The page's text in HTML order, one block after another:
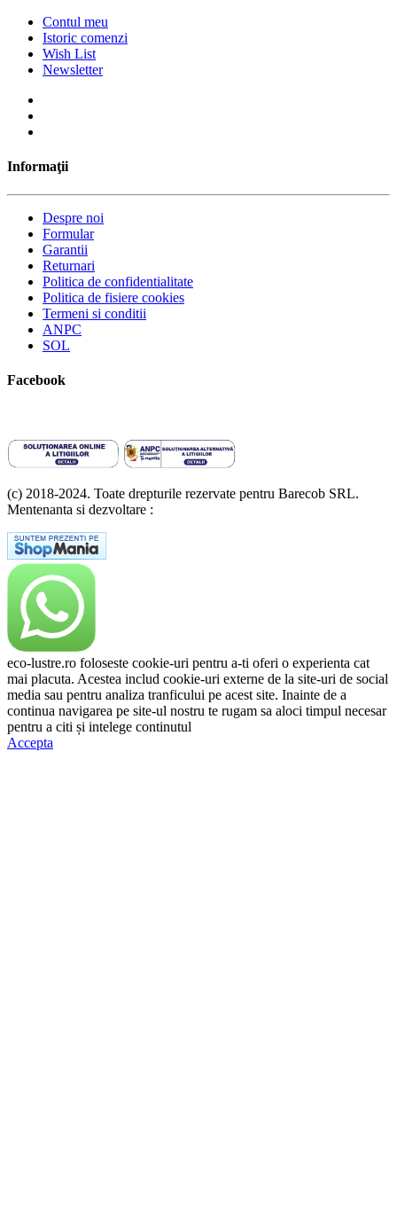
Contul meu
Istoric comenzi
Wish List
Newsletter
Informaţii
Despre noi
Formular
Garantii
Returnari
Politica de confidentialitate
Politica de fisiere cookies
Termeni si conditii
ANPC
SOL
Facebook
(c) 2018-2024. Toate drepturile rezervate pentru Barecob SRL.
Mentenanta si dezvoltare :
eco-lustre.ro foloseste cookie-uri pentru a-ti oferi o experienta cat
mai placuta. Acestea includ cookie-uri externe de la site-uri de social
media sau pentru analiza tranficului pe acest site. Inainte de a
continua navigarea pe site-ul nostru te rugam sa aloci timpul necesar
pentru a citi și intelege continutul
Accepta